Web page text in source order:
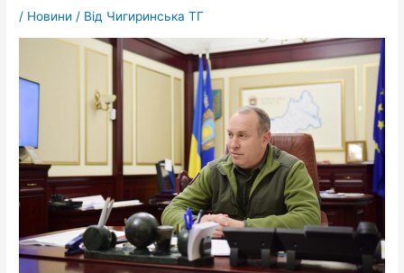
/ Новини / Від Чигиринська ТГ